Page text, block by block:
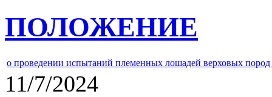
ПОЛОЖЕНИЕ
о проведении испытаний племенных лошадей верховых
11/7/2024